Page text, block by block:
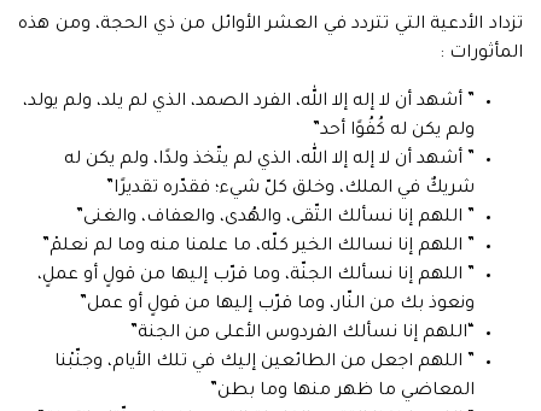
تزداد الأدعية التي تتردد في العشر الأوائل من ذي الحجة، ومن هذه
المأثورات :
” أشهد أن لا إله إلا الله، الفرد الصمد، الذي لم يلد، ولم يولد،
ولم يكن له كُفُوًا أحد”
” أشهد أن لا إله إلا الله، الذي لم يتّخذ ولدًا، ولم يكن له
شريكٌ في الملك، وخلق كلّ شيء؛ فقدّره تقديرًا”
” اللهم إنا نسألك التّقى، والهُدى، والعفاف، والغنى”
” اللهم إنا نسالك الخير كلّه، ما علمنا منه وما لم نعلمْ”
” اللهم إنا نسألك الجنّة، وما قرّب إليها من قولٍ أو عملٍ،
ونعوذ بك من النّار، وما قرّب إليها من قولٍ أو عمل”
“اللهم إنا نسألك الفردوس الأعلى من الجنة”
” اللهم اجعل من الطائعين إليك في تلك الأيام، وجنّبْنا
المعاضي ما ظهر منها وما بطن”